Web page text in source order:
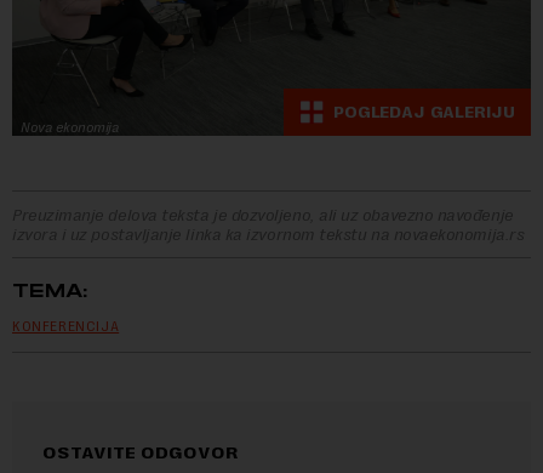
Nova ekonomija
POGLEDAJ GALERIJU
Preuzimanje delova teksta je dozvoljeno, ali uz obavezno navođenje
izvora i uz postavljanje linka ka izvornom tekstu na novaekonomija.rs
TEMA:
KONFERENCIJA
OSTAVITE ODGOVOR